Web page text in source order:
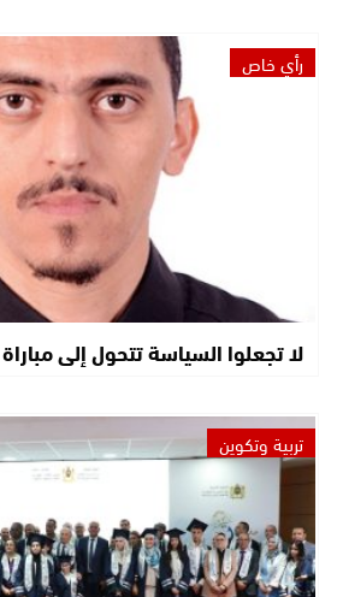
رأي خاص
لا تجعلوا السياسة تتحول إلى
تربية وتكوين